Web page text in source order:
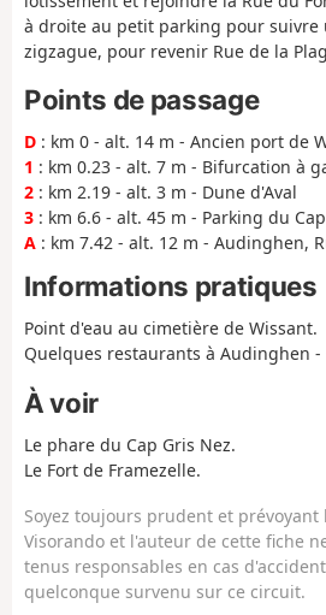
à droite au petit parking pour suivre
zigzague, pour revenir Rue de la
Points de passage
D : km 0 - alt. 14 m - Ancien port de
1 : km 0.23 - alt. 7 m - Bifurcation à
2 : km 2.19 - alt. 3 m - Dune d'Aval
3 : km 6.6 - alt. 45 m - Parking du
A : km 7.42 - alt. 12 m - Audinghen,
Informations pratiques
Point d'eau au cimetière de Wissant.
Quelques restaurants à Audinghen -
À voir
Le phare du Cap Gris Nez.
Le Fort de Framezelle.
Soyez toujours prudent et
Visorando et l'auteur de cette fiche
tenus responsables en cas
quelconque survenu sur ce circuit.